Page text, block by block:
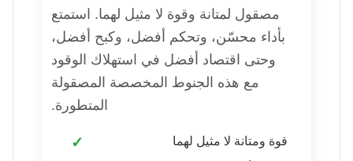
مصقول لمتانة وقوة لا مثيل لهما. استمتع
بأداء محسّن، وتحكم أفضل، وكبح أفضل،
وحتى اقتصاد أفضل في استهلاك الوقود
مع هذه الجنوط المخصصة المصقولة
المتطورة.
قوة ومتانة لا مثيل لهما